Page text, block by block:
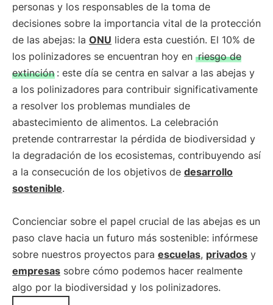
personas y los responsables de la toma de
decisiones sobre la importancia vital de la protección
de las abejas: la ONU lidera esta cuestión. El 10% de
los polinizadores se encuentran hoy en riesgo de
extinción : este día se centra en salvar a las abejas y
a los polinizadores para contribuir significativamente
a resolver los problemas mundiales de
abastecimiento de alimentos. La celebración
pretende contrarrestar la pérdida de biodiversidad y
la degradación de los ecosistemas, contribuyendo así
a la consecución de los objetivos de desarrollo
sostenible.
Concienciar sobre el papel crucial de las abejas es un
paso clave hacia un futuro más sostenible: infórmese
sobre nuestros proyectos para escuelas, privados y
empresas sobre cómo podemos hacer realmente
algo por la biodiversidad y los polinizadores.